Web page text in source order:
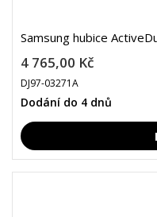
Samsung hubice
4 765,00 Kč
DJ97-03271A
Dodání do 4 dnů